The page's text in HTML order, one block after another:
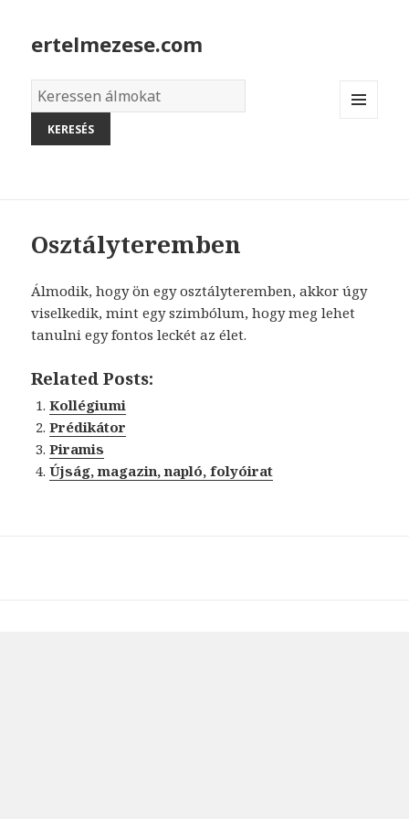
ertelmezese.com
Álmok
szótára
Osztályteremben
Álmodik, hogy ön egy osztályteremben, akkor úgy
viselkedik, mint egy szimbólum, hogy meg lehet
tanulni egy fontos leckét az élet.
Related Posts:
Kollégiumi
Prédikátor
Piramis
Újság, magazin, napló, folyóirat